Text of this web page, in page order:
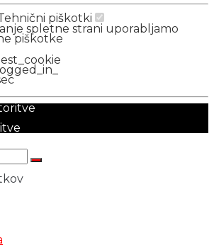
piškotki
spletne strani uporabljamo
piškotke